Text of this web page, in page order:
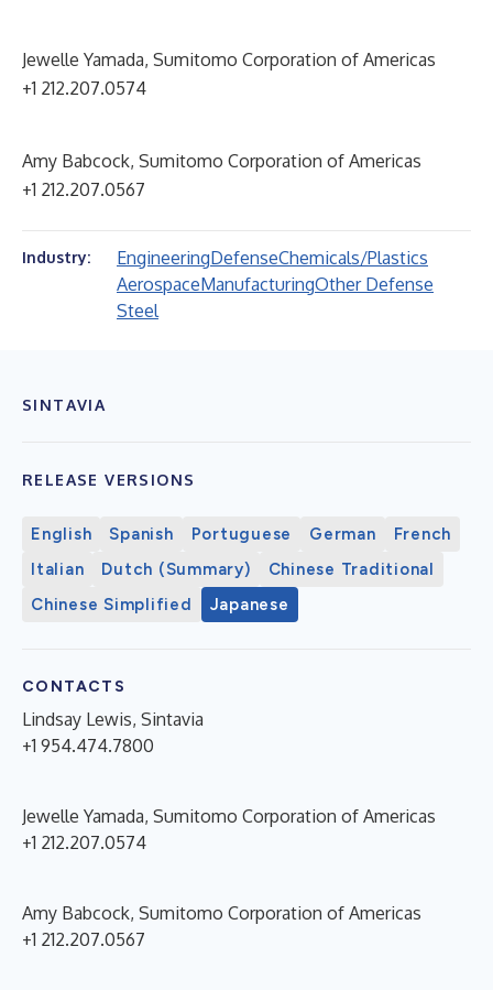
Jewelle Yamada, Sumitomo Corporation of Americas
+1 212.207.0574
Amy Babcock, Sumitomo Corporation of Americas
+1 212.207.0567
Industry: EngineeringDefenseChemicals/Plastics
AerospaceManufacturingOther Defense
Steel
SINTAVIA
RELEASE VERSIONS
English Spanish Portuguese German
French
Italian
Dutch (Summary)
Chinese Traditional
Chinese Simplified
Japanese
CONTACTS
Lindsay Lewis, Sintavia
+1 954.474.7800
Jewelle Yamada, Sumitomo Corporation of Americas
+1 212.207.0574
Amy Babcock, Sumitomo Corporation of Americas
+1 212.207.0567